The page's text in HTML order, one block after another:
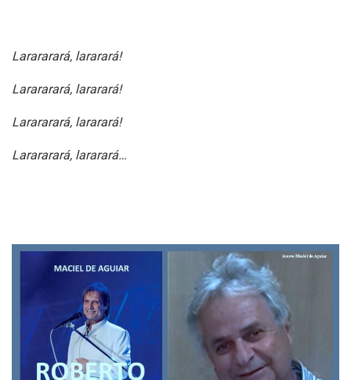
Larararará, lararará!
Larararará, lararará!
Larararará, lararará!
Larararará, lararará…